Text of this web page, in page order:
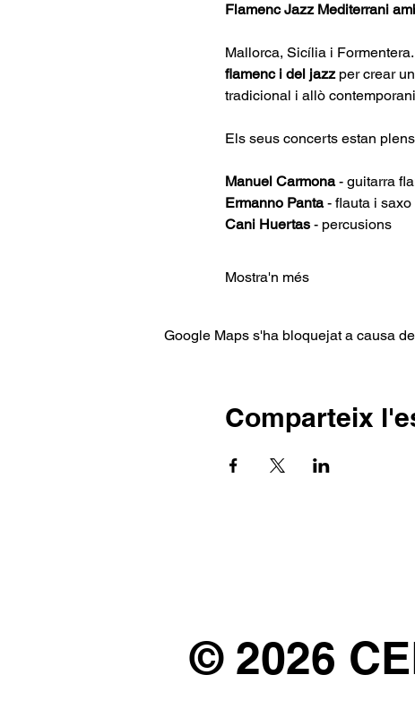
Flamenc Jazz Mediterrani
Mallorca, Sicília i
flamenc i del jazz per crear
tradicional i allò
Els seus concerts estan
Manuel Carmona - guitarra
Ermanno Panta - flauta i saxo
Cani Huertas - percusions
Mostra'n més
Google Maps s'ha bloquejat a causa
Comparteix
© 2026